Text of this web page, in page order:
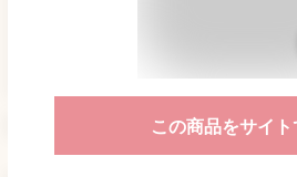
この商品をサイ